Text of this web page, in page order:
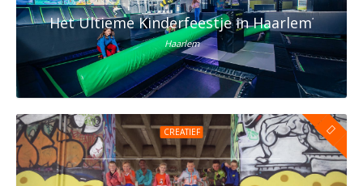
Het Ultieme Kinderfeestje in Haarlem? Vier
Haarlem
CREATIEF